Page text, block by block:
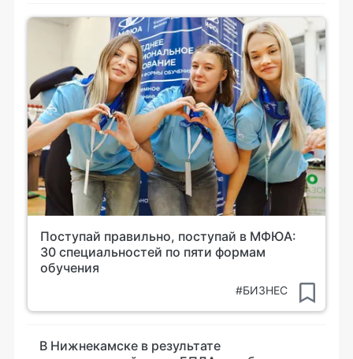
Поступай правильно, поступай в МФЮА:
30 специальностей по пяти формам
обучения
#БИЗНЕС
В Нижнекамске в результате